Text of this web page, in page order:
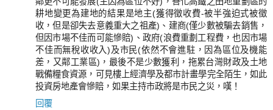
耕地變更為建地的結果是地主(獲得徵收費-被半強迫式被徵
收，但是卻失去意義重大之祖產)、建商(僅少數被騙去銷售，
但因市場不佳而可能慘賠)、政府(浪費重劃工程費，也因市場
不佳而無稅收收入)及市民(依然不會進駐，因為區位及機能
差，又鄰工業區)，最後不是少數獲利，拖累台灣財政及土地
戰備糧食資源，可見樓上經濟學及都市計畫學完全陌生，如此
投資房地產會慘賠，如果主持市政將是市民之災，嘆！
回覆